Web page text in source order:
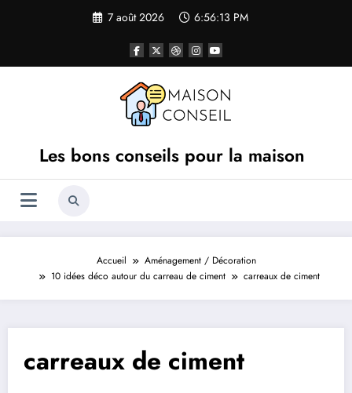
7 août 2026 6:56:13 PM
Les bons conseils pour la maison
Accueil
Aménagement / Décoration
10 idées déco autour du carreau de ciment
carreaux de ciment
carreaux de ciment